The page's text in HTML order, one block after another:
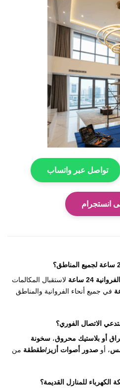
تواصل عبر واتساب
انستجرام
لجميع المناطق؟
24 ساعة
لاستقبال المكالمات
في جميع أنحاء الفروانية والمناطق
الاتصال الفوري؟
أو بلاستيك محروق، سخونة
، أو صدور أصوات أزيز/طقطقة من
للمنازل القديمة؟